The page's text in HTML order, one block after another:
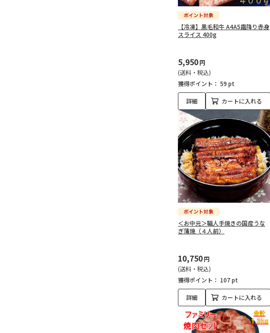
【冷凍】黒毛和牛 A4A5霜降り赤身
スライス 400g
5,950円
(送料・税込)
獲得ポイント： 59 pt
詳細 カートに入れる
＜お中元＞職人手焼きの国産うな
ぎ蒲焼（４人前）
10,750円
(送料・税込)
獲得ポイント： 107 pt
詳細 カートに入れる